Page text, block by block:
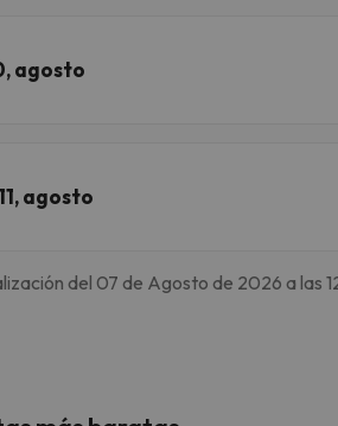
agosto
agosto
del 07 de Agosto de 2026 a las